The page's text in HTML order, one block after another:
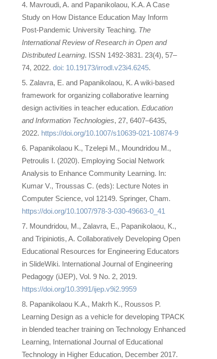
Mavroudi, A. and Papanikolaou, K.A. A Case
Study on How Distance Education May Inform
Post-Pandemic University Teaching. The
International Review of Research in Open and
Distributed Learning. ISSN 1492-3831. 23(4), 57–
74, 2022. doi: 10.19173/irrodl.v23i4.6245.
Zalavra, E. and Papanikolaou, K. A wiki-based
framework for organizing collaborative learning
design activities in teacher education. Education
and Information Technologies, 27, 6407–6435,
2022. https://doi.org/10.1007/s10639-021-10874-9
Papanikolaou K., Tzelepi M., Moundridou M.,
Petroulis I. (2020). Employing Social Network
Analysis to Enhance Community Learning. In:
Kumar V., Troussas C. (eds): Lecture Notes in
Computer Science, vol 12149. Springer, Cham.
https://doi.org/10.1007/978-3-030-49663-0_41
Moundridou, Μ., Zalavra, E., Papanikolaou, K.,
and Tripiniotis, A. Collaboratively Developing Open
Educational Resources for Engineering Educators
in SlideWiki. International Journal of Engineering
Pedagogy (iJEP), Vol. 9 No. 2, 2019.
https://doi.org/10.3991/ijep.v9i2.9959
Papanikolaou K.A., Makrh K., Roussos P.
Learning Design as a vehicle for developing TPACK
in blended teacher training on Technology Enhanced
Learning, International Journal of Educational
Technology in Higher Education, December 2017.